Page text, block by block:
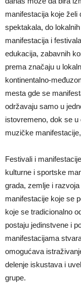
manifestacija koje želi
spektakala, do
manifestacija i
edukacija, zabavnih
prema značaju u
kontinentalno-
mesta gde se
održavaju samo u
istovremeno, dok se
muzičke
Festivali i
kulturne i sportske
grada, zemlje i
manifestacije koje se
koje se tradicionalno
postaju jedinstvene i
manifestacijama
omogućava
delenje iskustava i
grupe.